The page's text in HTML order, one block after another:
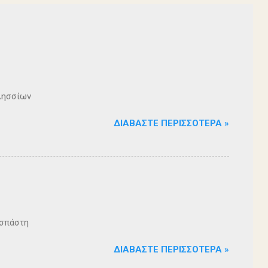
ΔΙΑΒΆΣΤΕ ΠΕΡΙΣΣΌΤΕΡΑ »
ΔΙΑΒΆΣΤΕ ΠΕΡΙΣΣΌΤΕΡΑ »